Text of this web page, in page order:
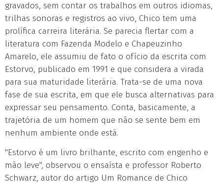
gravados, sem contar os trabalhos em outros idiomas,
trilhas sonoras e registros ao vivo, Chico tem uma
prolífica carreira literária. Se parecia flertar com a
literatura com Fazenda Modelo e Chapeuzinho
Amarelo, ele assumiu de fato o ofício da escrita com
Estorvo, publicado em 1991 e que considera a virada
para sua maturidade literária. Trata-se de uma nova
fase de sua escrita, em que ele busca alternativas para
expressar seu pensamento. Conta, basicamente, a
trajetória de um homem que não se sente bem em
nenhum ambiente onde está.
"Estorvo é um livro brilhante, escrito com engenho e
mão leve", observou o ensaísta e professor Roberto
Schwarz, autor do artigo Um Romance de Chico